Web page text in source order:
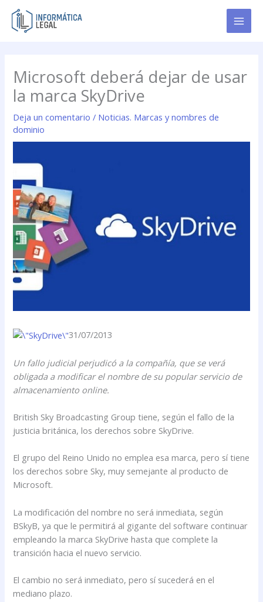
contenido
Microsoft deberá dejar de usar
la marca SkyDrive
Deja un comentario / Noticias. Marcas y nombres de
dominio
31/07/2013
Un fallo judicial perjudicó a la compañía, que se verá
obligada a modificar el nombre de su popular servicio de
almacenamiento online.
British Sky Broadcasting Group tiene, según el fallo de la
justicia británica, los derechos sobre SkyDrive.
El grupo del Reino Unido no emplea esa marca, pero sí tiene
los derechos sobre Sky, muy semejante al producto de
Microsoft.
La modificación del nombre no será inmediata, según
BSkyB, ya que le permitirá al gigante del software continuar
empleando la marca SkyDrive hasta que complete la
transición hacia el nuevo servicio.
El cambio no será inmediato, pero sí sucederá en el
mediano plazo.